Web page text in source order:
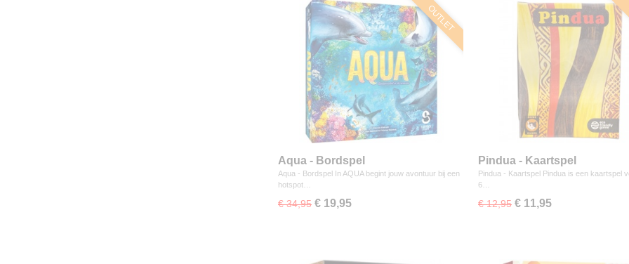
OUTLET
Aqua - Bordspel
Aqua - Bordspel In AQUA begint jouw avontuur bij een
hotspot…
€ 34,95 € 19,95
Pindua - Kaartspel
Pindua - Kaartspel Pindua is een kaartspel
6…
€ 12,95 € 11,95